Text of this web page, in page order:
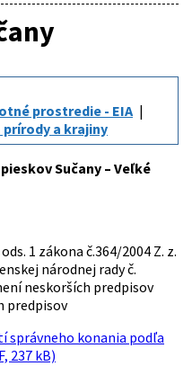
prostredie - EIA
prírody a krajiny
Sučany – Veľké
1 zákona č.364/2004 Z. z.
národnej rady č.
neskorších predpisov
predpisov
správneho konania podľa
237 kB)